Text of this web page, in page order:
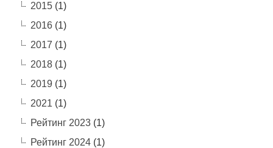
2015(1)
2016(1)
2017 (1)
2018(1)
2019 (1)
2021 (1)
Рейтинг 2023(1)
Рейтинг 2024(1)